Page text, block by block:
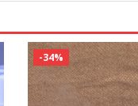
-34%